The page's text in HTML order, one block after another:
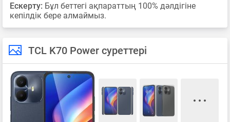
Ескерту: Бұл беттегі ақпараттың 100% дәлдігіне
кепілдік бере алмаймыз.
TCL K70 Power суреттері